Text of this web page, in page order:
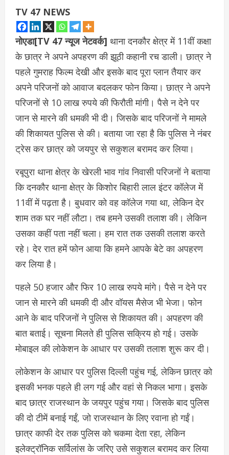
TV 47 NEWS
नोएडा[TV 47 न्यूज नेटवर्क] थाना दनकौर क्षेत्र में 11वीं कक्षा
के छात्र ने अपने अपहरण की झूठी कहानी रच डाली। छात्र ने
पहले गुमराह फिल्म देखी और इसके बाद पूरा प्लान तैयार कर
अपने परिजनों को आवाज बदलकर फोन किया। छात्र ने अपने
परिजनों से 10 लाख रुपये की फिरौती मांगी। पैसे न देने पर
जान से मारने की धमकी भी दी। जिसके बाद परिजनों ने मामले
की शिकायत पुलिस से की। बताया जा रहा है कि पुलिस ने नंबर
ट्रेस कर छात्र को जयपुर से सकुशल बरामद कर लिया।
रबूपुरा थाना क्षेत्र के खेरली भाव गांव निवासी परिजनों ने बताया
कि दनकौर थाना क्षेत्र के किशोर बिहारी लाल इंटर कॉलेज में
11वीं में पढ़ता है। बुधवार को वह कॉलेज गया था, लेकिन देर
शाम तक घर नहीं लौटा। तब हमने उसकी तलाश की। लेकिन
उसका कहीं पता नहीं चला। हम रात तक उसकी तलाश करते
रहे। देर रात हमें फोन आया कि हमने आपके बेटे का अपहरण
कर लिया है।
पहले 50 हजार और फिर 10 लाख रुपये मांगे। पैसे न देने पर
जान से मारने की धमकी दी और वॉयस मैसेज भी भेजा। फोन
आने के बाद परिजनों ने पुलिस से शिकायत की। अपहरण की
बात बताई। सूचना मिलते ही पुलिस सक्रिय हो गई। उसके
मोबाइल की लोकेशन के आधार पर उसकी तलाश शुरू कर दी।
लोकेशन के आधार पर पुलिस दिल्ली पहुंच गई, लेकिन छात्र को
इसकी भनक पहले ही लग गई और वहां से निकल भागा। इसके
बाद छात्र राजस्थान के जयपुर पहुंच गया। जिसके बाद पुलिस
की दो टीमें बनाई गईं, जो राजस्थान के लिए रवाना हो गईं।
छात्र काफी देर तक पुलिस को चकमा देता रहा, लेकिन
इलेक्ट्रॉनिक सर्विलांस के जरिए उसे सकुशल बरामद कर लिया